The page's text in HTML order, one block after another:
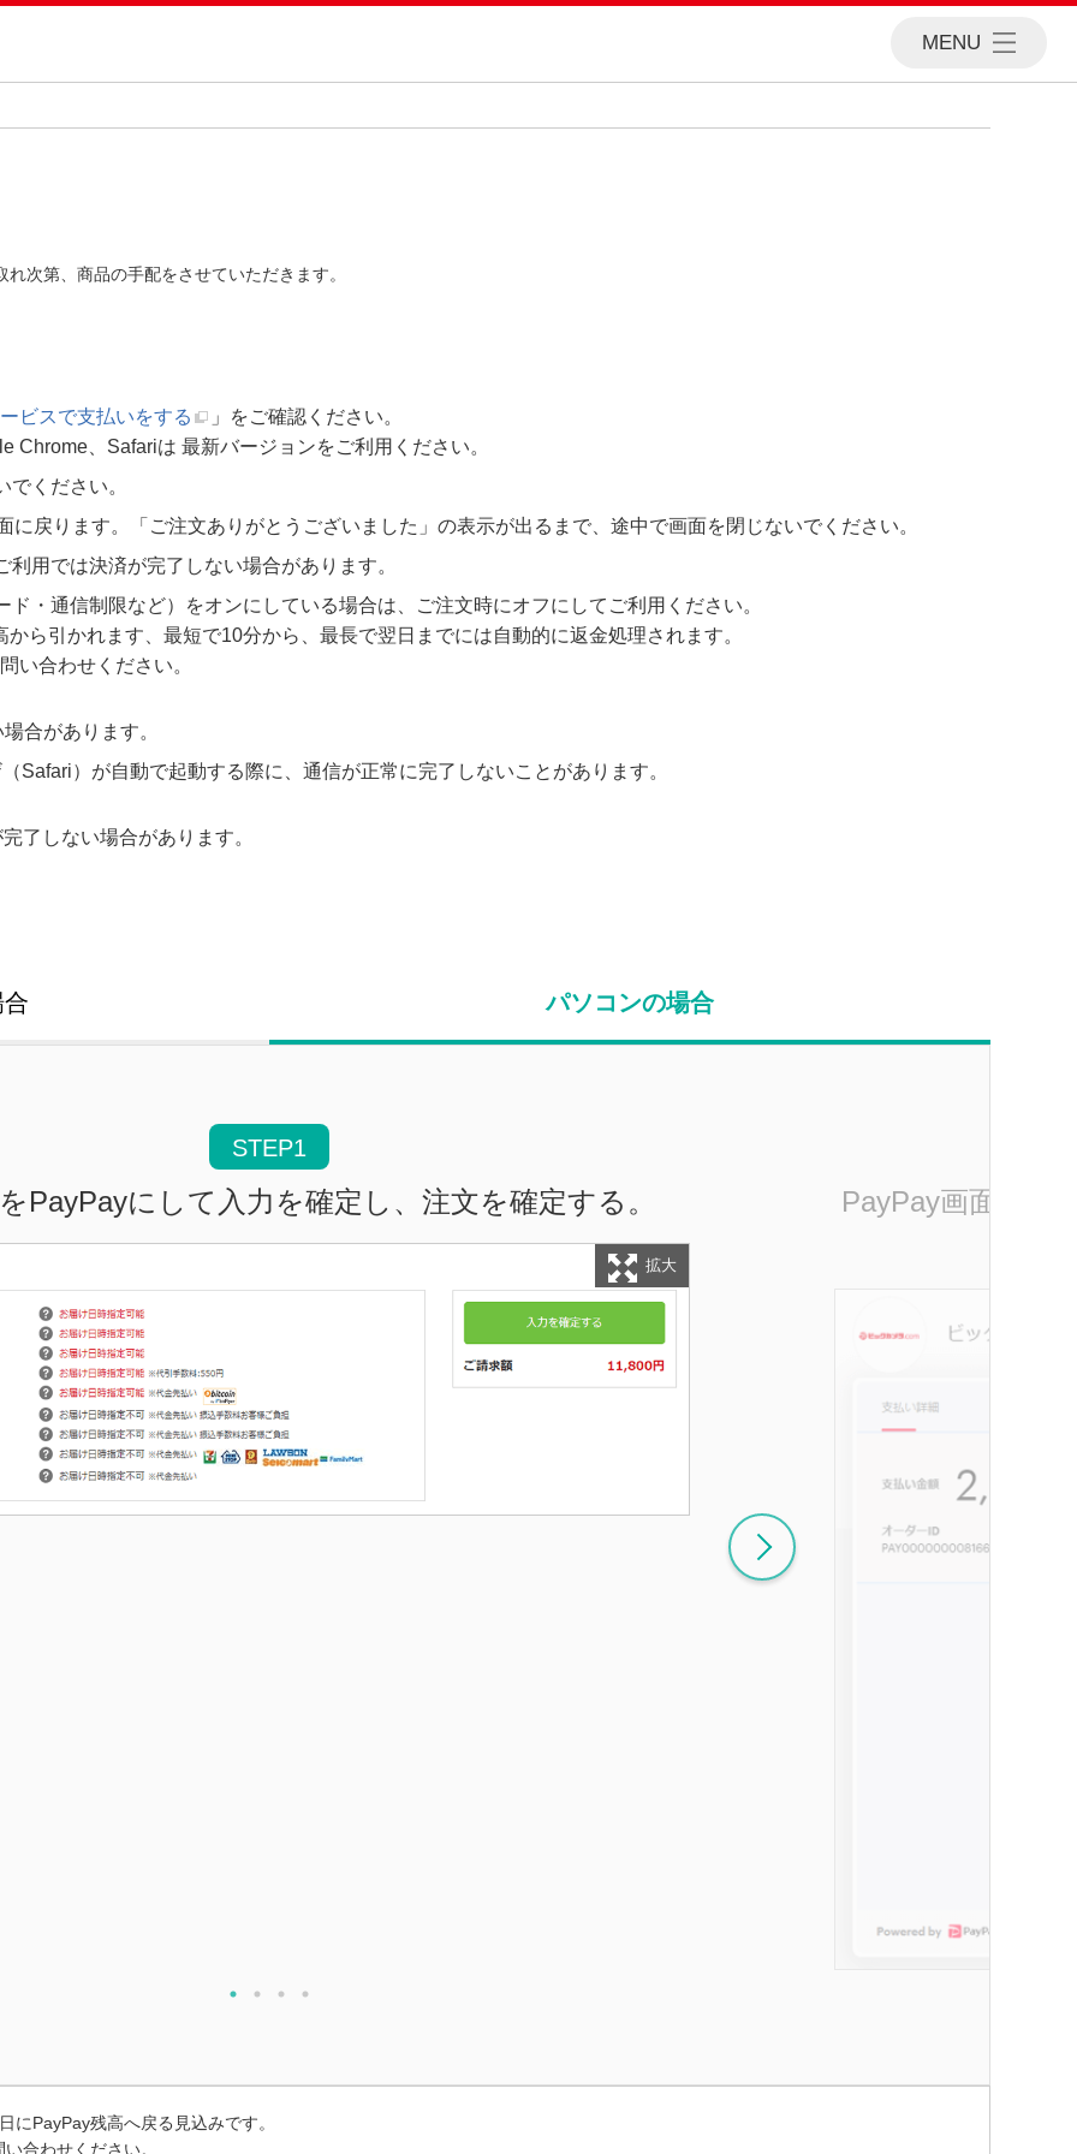
MENU
次第、商品の手配をさせていただきます。
ビスで支払いをする
」をご確認ください。
Chrome、Safariは 最新バージョンをご利用ください。
ください。
戻ります。「ご注文ありがとうございました」の表示が出るまで、途中で画面を閉じないでください。
用では決済が完了しない場合があります。
・通信制限など）をオンにしている場合は、ご注文時にオフにしてご利用ください。
ら引かれます、最短で10分から、最長で翌日までには自動的に返金処理されます。
い合わせください。
合があります。
Safari）が自動で起動する際に、通信が正常に完了しないことがあります。
了しない場合があります。
パソコンの場合
PayPayにして入力を確定し、注文を確定する。
PayPay画面にて
にPayPay残高へ戻る見込みです。
合わせください。